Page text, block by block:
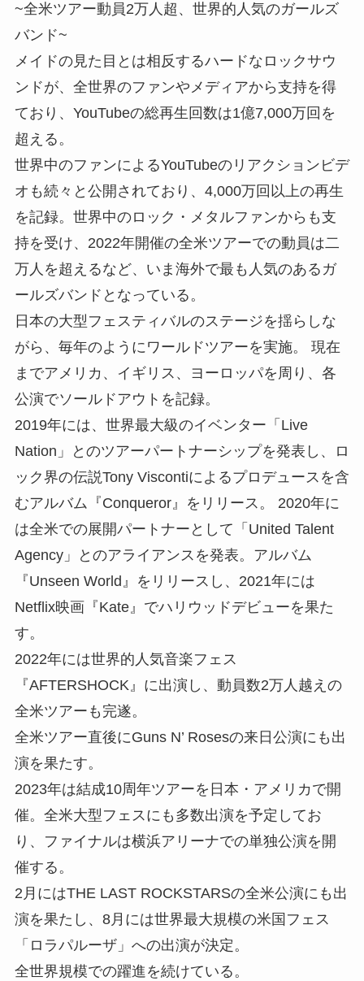
~全米ツアー動員2万人超、世界的人気のガールズ
バンド~
メイドの見た目とは相反するハードなロックサウ
ンドが、全世界のファンやメディアから支持を得
ており、YouTubeの総再生回数は1億7,000万回を
超える。
世界中のファンによるYouTubeのリアクションビデ
オも続々と公開されており、4,000万回以上の再生
を記録。世界中のロック・メタルファンからも支
持を受け、2022年開催の全米ツアーでの動員は二
万人を超えるなど、いま海外で最も人気のあるガ
ールズバンドとなっている。
日本の大型フェスティバルのステージを揺らしな
がら、毎年のようにワールドツアーを実施。 現在
までアメリカ、イギリス、ヨーロッパを周り、各
公演でソールドアウトを記録。
2019年には、世界最大級のイベンター「Live
Nation」とのツアーパートナーシップを発表し、ロ
ック界の伝説Tony Viscontiによるプロデュースを含
むアルバム『Conqueror』をリリース。 2020年に
は全米での展開パートナーとして「United Talent
Agency」とのアライアンスを発表。アルバム
『Unseen World』をリリースし、2021年には
Netflix映画『Kate』でハリウッドデビューを果た
す。
2022年には世界的人気音楽フェス
『AFTERSHOCK』に出演し、動員数2万人越えの
全米ツアーも完遂。
全米ツアー直後にGuns N’ Rosesの来日公演にも出
演を果たす。
2023年は結成10周年ツアーを日本・アメリカで開
催。全米大型フェスにも多数出演を予定してお
り、ファイナルは横浜アリーナでの単独公演を開
催する。
2月にはTHE LAST ROCKSTARSの全米公演にも出
演を果たし、8月には世界最大規模の米国フェス
「ロラパルーザ」への出演が決定。
全世界規模での躍進を続けている。